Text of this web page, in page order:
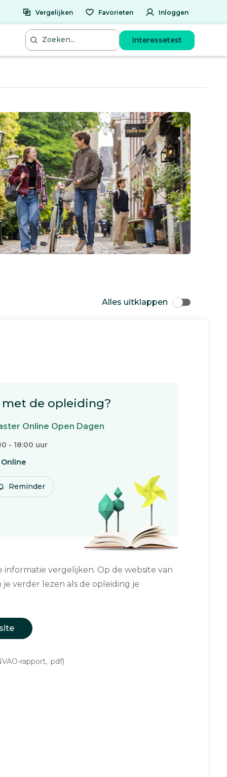
Vergelijken Favorieten Inloggen
Interessetest
Alles uitklappen
met de opleiding?
Online Open Dagen
- 18:00 uur
Online
Reminder
informatie vergelijken. Op de website van
verder lezen als de opleiding je
rapport, .pdf)